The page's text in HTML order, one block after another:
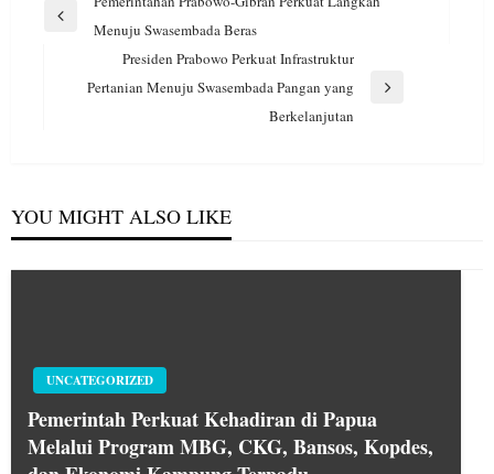
PreviousMenuju Swasembada Beras
Presiden Prabowo Perkuat Infrastruktur
Pertanian Menuju Swasembada Pangan yang
Berkelanjutan
YOU MIGHT ALSO LIKE
UNCATEGORIZED
Pemerintah Perkuat Kehadiran di Papua
Melalui Program MBG, CKG, Bansos, Kopdes,